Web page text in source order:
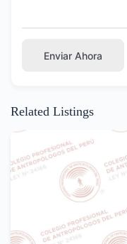
Enviar Ahora
Related Listings